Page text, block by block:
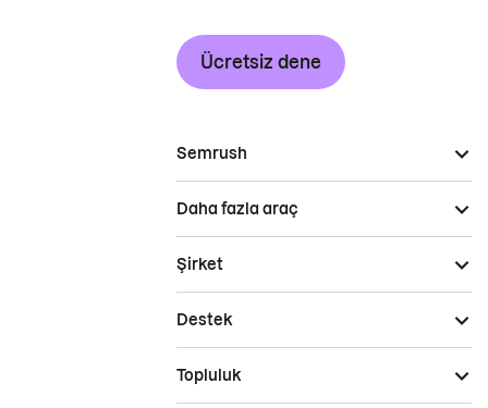
Ücretsiz dene
Semrush
Daha fazla araç
Şirket
Destek
Topluluk